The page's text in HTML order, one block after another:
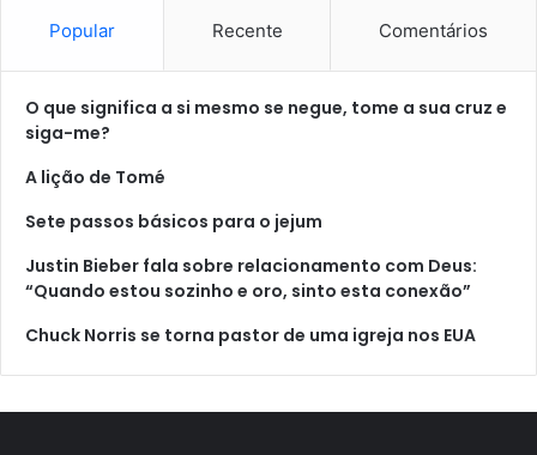
Popular Recente Comentários
O que significa a si mesmo se negue, tome a sua cruz e
siga-me?
A lição de Tomé
Sete passos básicos para o jejum
Justin Bieber fala sobre relacionamento com Deus:
“Quando estou sozinho e oro, sinto esta conexão”
Chuck Norris se torna pastor de uma igreja nos EUA